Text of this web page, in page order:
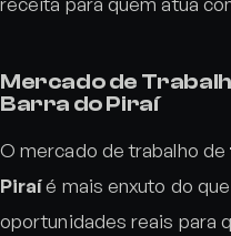
Mercado de
Barra do Piraí
O mercado de trabalho de
Piraíé mais enxuto do
oportunidades reais para